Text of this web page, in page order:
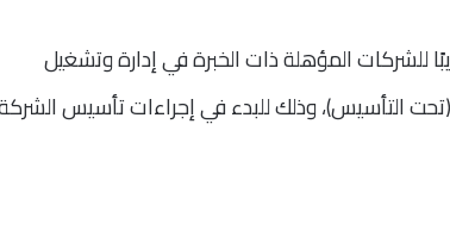
للشركات المؤهلة ذات الخبرة في إدارة وتشغيل
التأسيس)، وذلك للبدء في إجراءات تأسيس